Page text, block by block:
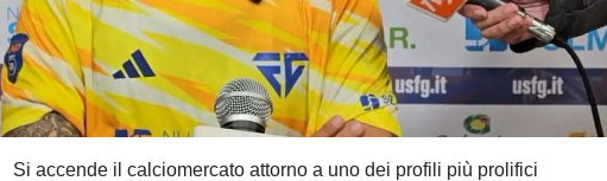
Si accende il calciomercato attorno a uno dei profili più prolifici